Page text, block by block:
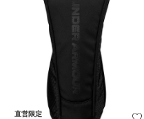
直営限定